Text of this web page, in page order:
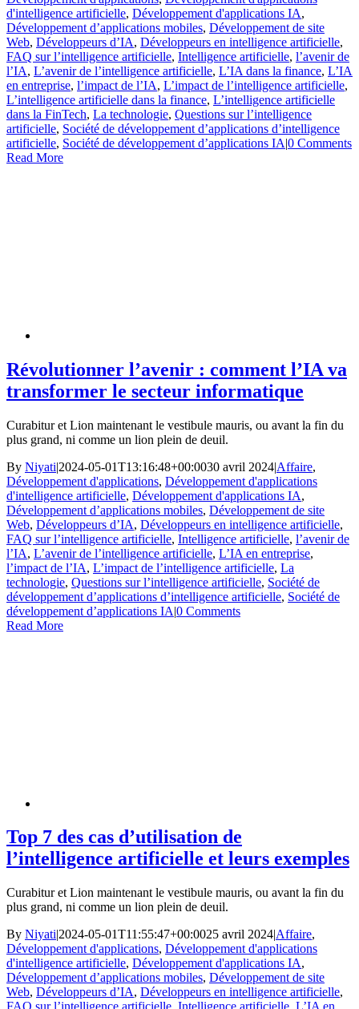
d'intelligence artificielle, Développement d'applications IA,
Développement d’applications mobiles, Développement de site
Web, Développeurs d’IA, Développeurs en intelligence artificielle,
FAQ sur l’intelligence artificielle, Intelligence artificielle, l’avenir de
l’IA, L’avenir de l’intelligence artificielle, L’IA dans la finance, L’IA
en entreprise, l’impact de l’IA, L’impact de l’intelligence artificielle,
L’intelligence artificielle dans la finance, L’intelligence artificielle
dans la FinTech, La technologie, Questions sur l’intelligence
artificielle, Société de développement d’applications d’intelligence
artificielle, Société de développement d’applications IA|0 Comments
Read More
Révolutionner l’avenir : comment l’IA va
transformer le secteur informatique
Curabitur et Lion maintenant le vestibule mauris, ou avant la fin du
plus grand, ni comme un lion plein de deuil.
By Niyati|2024-05-01T13:16:48+00:0030 avril 2024|Affaire,
Développement d'applications, Développement d'applications
d'intelligence artificielle, Développement d'applications IA,
Développement d’applications mobiles, Développement de site
Web, Développeurs d’IA, Développeurs en intelligence artificielle,
FAQ sur l’intelligence artificielle, Intelligence artificielle, l’avenir de
l’IA, L’avenir de l’intelligence artificielle, L’IA en entreprise,
l’impact de l’IA, L’impact de l’intelligence artificielle, La
technologie, Questions sur l’intelligence artificielle, Société de
développement d’applications d’intelligence artificielle, Société de
développement d’applications IA|0 Comments
Read More
Top 7 des cas d’utilisation de
l’intelligence artificielle et leurs exemples
Curabitur et Lion maintenant le vestibule mauris, ou avant la fin du
plus grand, ni comme un lion plein de deuil.
By Niyati|2024-05-01T11:55:47+00:0025 avril 2024|Affaire,
Développement d'applications, Développement d'applications
d'intelligence artificielle, Développement d'applications IA,
Développement d’applications mobiles, Développement de site
Web, Développeurs d’IA, Développeurs en intelligence artificielle,